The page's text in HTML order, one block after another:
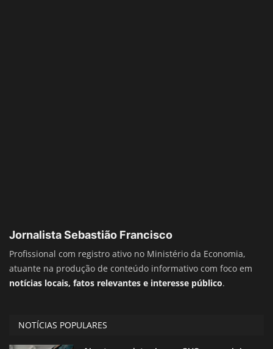
Jornalista Sebastião Francisco
Profissional com registro ativo no Ministério da Economia,
atuante na produção de conteúdo informativo com foco em
notícias locais, fatos relevantes e interesse público.
NOTÍCIAS POPULARES